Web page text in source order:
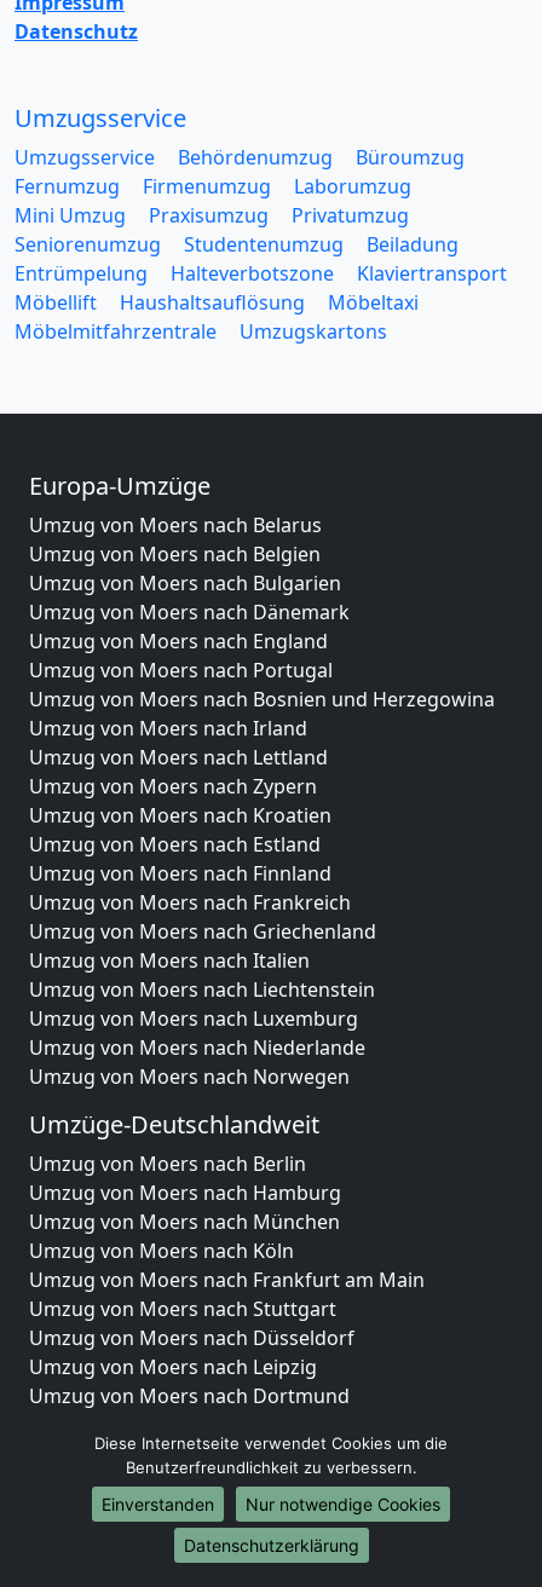
Datenschutz
Umzugsservice
Umzugsservice Behördenumzug
Büroumzug
Fernumzug
Firmenumzug
Laborumzug
Mini Umzug
Praxisumzug
Privatumzug
Seniorenumzug
Studentenumzug
Beiladung
Entrümpelung
Halteverbotszone
Klaviertransport
Möbellift
Haushaltsauflösung
Möbeltaxi
Möbelmitfahrzentrale
Umzugskartons
Europa-Umzüge
Umzug von Moers nach Belarus
Umzug von Moers nach Belgien
Umzug von Moers nach Bulgarien
Umzug von Moers nach Dänemark
Umzug von Moers nach England
Umzug von Moers nach Portugal
Umzug von Moers nach Bosnien und Herzegowina
Umzug von Moers nach Irland
Umzug von Moers nach Lettland
Umzug von Moers nach Zypern
Umzug von Moers nach Kroatien
Umzug von Moers nach Estland
Umzug von Moers nach Finnland
Umzug von Moers nach Frankreich
Umzug von Moers nach Griechenland
Umzug von Moers nach Italien
Umzug von Moers nach Liechtenstein
Umzug von Moers nach Luxemburg
Umzug von Moers nach Niederlande
Umzug von Moers nach Norwegen
Umzüge-Deutschlandweit
Umzug von Moers nach Berlin
Umzug von Moers nach Hamburg
Umzug von Moers nach München
Umzug von Moers nach Köln
Umzug von Moers nach Frankfurt am Main
Umzug von Moers nach Stuttgart
Umzug von Moers nach Düsseldorf
Umzug von Moers nach Leipzig
Umzug von Moers nach Dortmund
Umzug von Moers nach Bremen
Umzug von Moers nach Dresden
Umzug von Moers nach Hannover
Umzug von Moers nach Nürnberg
Umzug von Moers nach Duisburg
Diese Internetseite verwendet Cookies um die
Benutzerfreundlichkeit zu verbessern.
Einverstanden
Nur notwendige Cookies
Datenschutzerklärung